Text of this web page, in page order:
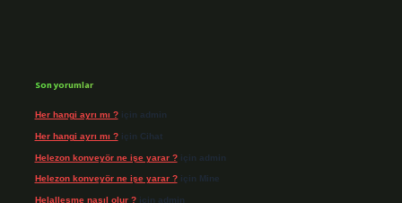
Son yorumlar
Her hangi ayrı mı ?için admin
Her hangi ayrı mı ?için Cihat
Helezon konveyör ne işe yarar ?için admin
Helezon konveyör ne işe yarar ?için Mine
Helalleşme nasıl olur ?için admin